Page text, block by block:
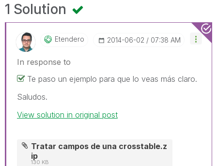
1 Solution
Etendero ‎2014-06-02 07:38 AM
In response to
Te paso un ejemplo para que lo veas más claro.
Saludos.
View solution in original post
Tratar campos de una crosstable.z
ip
130 KB